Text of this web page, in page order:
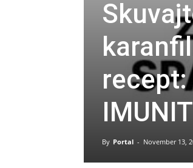
recept:
By Portal - November 13,